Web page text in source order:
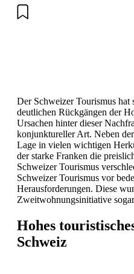
Der Schweizer Tourismus
deutlichen Rückgängen der
Ursachen hinter dieser
konjunktureller Art. Neben
Lage in vielen wichtigen
der starke Franken die
Schweizer Tourismus
Schweizer Tourismus vor
Herausforderungen. Diese
Zweitwohnungsinitiative
Hohes
Schweiz